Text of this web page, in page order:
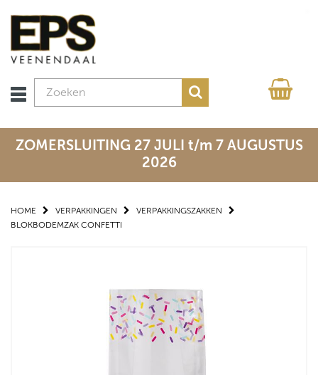
ZOMERSLUITING 27 JULI t/m 7 AUGUSTUS
2026
HOME VERPAKKINGEN
VERPAKKINGSZAKKEN
BLOKBODEMZAK CONFETTI